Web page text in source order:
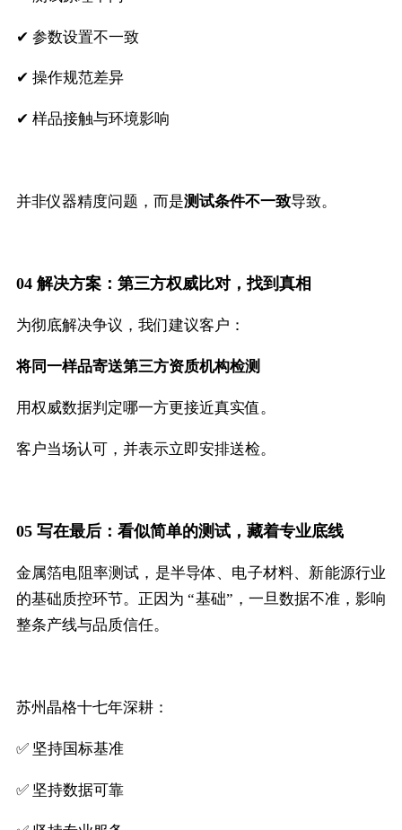
✔ 参数设置不一致
✔ 操作规范差异
✔ 样品接触与环境影响
并非仪器精度问题，而是测试条件不一致导致。
04 解决方案：第三方权威比对，找到真相
为彻底解决争议，我们建议客户：
将同一样品寄送第三方资质机构检测
用权威数据判定哪一方更接近真实值。
客户当场认可，并表示立即安排送检。
05 写在最后：看似简单的测试，藏着专业底线
金属箔电阻率测试，是半导体、电子材料、新能源行业
的基础质控环节。正因为 “基础”，一旦数据不准，影响
整条产线与品质信任。
苏州晶格十七年深耕：
✅ 坚持国标基准
✅ 坚持数据可靠